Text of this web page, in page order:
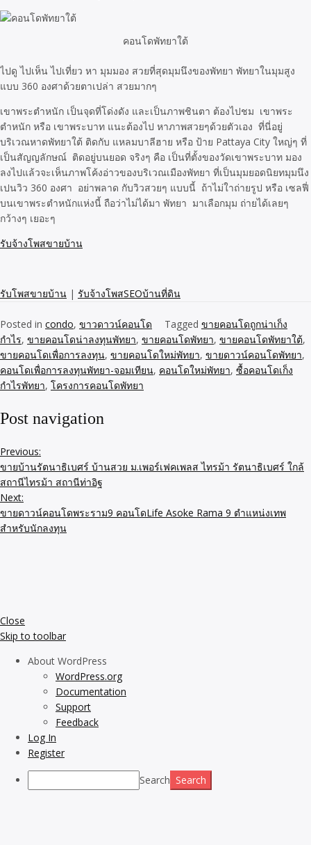
คอนโดพัทยาใต้
ไปดู ไปเห็น ไปเที่ยว หา มุมมอง สวยที่สุดมุมนึงของพัทยา พัทยาในมุมสูง
แบบ 360 องศาด้วยตาเปล่า สวยมากๆ
เขาพระตำหนัก เป็นจุดที่โด่งดัง และเป็นภาพชินตา ต้องไปชม เขาพระ
ตำหนัก หรือ เขาพระบาท แนะต้องไป หาภาพสวยๆด้วยตัวเอง ที่นี่อยู่
บริเวณหาดพัทยาใต้ ติดกับ แหลมบาลีฮาย หรือ ป้าย Pattaya City ใหญ่ๆ ที่
เป็นสัญญลักษณ์ ติดอยู่บนยอด จริงๆ คือ เป็นที่ตั้งของวัดเขาพระบาท มอง
ลงไปแล้วจะเห็นภาพโค้งอ่าวของบริเวณเมืองพัทยา ที่เป็นมุมยอดนิยทมุมนึง
เปนวิว 360 องศา อย่าพลาด กับวิวสวยๆ แบบนี้ ถ้าไม่ใาถ่ายรูป หรือ เซลฟี่
บนเขาพระตำหนักแห่งนี้ ถือว่าไม่ได้มา พัทยา มาเลือกมุม ถ่ายได้เลยๆ
กว้างๆ เยอะๆ
รับจ้างโพสขายบ้าน
รับโพสขายบ้าน | รับจ้างโพสSEOบ้านที่ดิน
Posted in condo, ขาวดาวน์คอนโด Tagged ขายคอนโดถูกน่าเก็ง
กำไร, ขายคอนโดน่าลงทุนพัทยา, ขายคอนโดพัทยา, ขายคอนโดพัทยาใต้,
ขายคอนโดเพื่อการลงทุน, ขายคอนโดใหม่พัทยา, ขายดาวน์คอนโดพัทยา,
คอนโดเพื่อการลงทุนพัทยา-จอมเทียน, คอนโดใหม่พัทยา, ซื้อคอนโดเก็ง
กำไรพัทยา, โครงการคอนโดพัทยา
Post navigation
Previous:
ขายบ้านรัตนาธิเบศร์ บ้านสวย ม.เพอร์เฟคเพลส ไทรม้า รัตนาธิเบศร์ ใกล้
สถานีไทรม้า สถานีท่าอิฐ
Next:
ขายดาวน์คอนโดพระราม9 คอนโดLife Asoke Rama 9 ตำแหน่งเทพ
สำหรับนักลงทุน
Close
Skip to toolbar
About WordPress
WordPress.org
Documentation
Support
Feedback
Log In
Register
Search